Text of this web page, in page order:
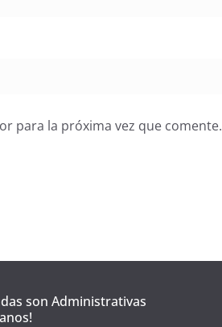
para la próxima vez que comente.
son Administrativas